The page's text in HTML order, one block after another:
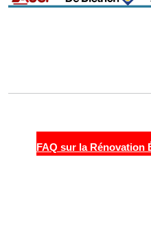
FAQ sur la